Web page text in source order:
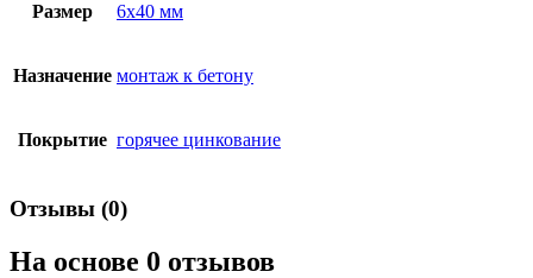
Размер 6х40 мм
Назначение монтаж к бетону
Покрытие горячее цинкование
Отзывы (0)
На основе 0 отзывов